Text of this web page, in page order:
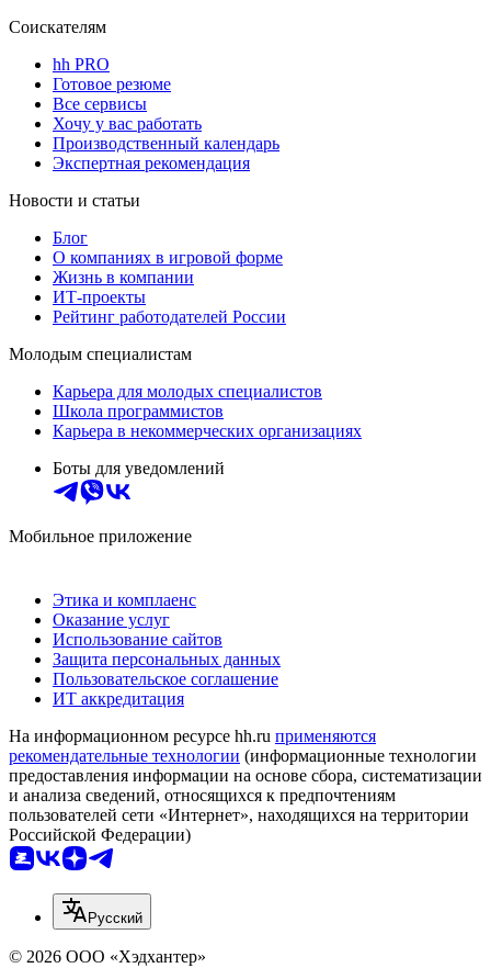
Соискателям
hh PRO
Готовое резюме
Все сервисы
Хочу у вас работать
Производственный календарь
Экспертная рекомендация
Новости и статьи
Блог
О компаниях в игровой форме
Жизнь в компании
ИТ-проекты
Рейтинг работодателей России
Молодым специалистам
Карьера для молодых специалистов
Школа программистов
Карьера в некоммерческих организациях
Боты для уведомлений
Мобильное приложение
Этика и комплаенс
Оказание услуг
Использование сайтов
Защита персональных данных
Пользовательское соглашение
ИТ аккредитация
На информационном ресурсе hh.ru применяются
рекомендательные технологии (информационные технологии
предоставления информации на основе сбора, систематизации
и анализа сведений, относящихся к предпочтениям
пользователей сети «Интернет», находящихся на территории
Российской Федерации)
Русский
© 2026 ООО «Хэдхантер»